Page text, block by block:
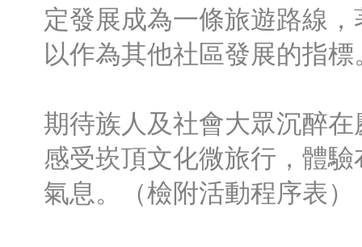
定發展成為一條旅遊路線
以作為其他社區發展的指標
期待族人及社會大眾沉醉
感受崁頂文化微旅行，體
氣息。（檢附活動程序表）